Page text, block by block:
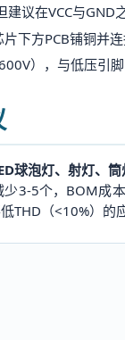
建议在VCC与
下方PCB铺铜并
），与低压引
球泡灯、射灯、筒
3-5个，BOM成
THD（<10%）